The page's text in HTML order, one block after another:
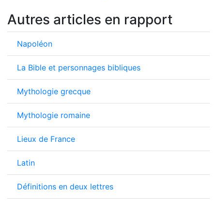
Autres articles en rapport
Napoléon
La Bible et personnages bibliques
Mythologie grecque
Mythologie romaine
Lieux de France
Latin
Définitions en deux lettres